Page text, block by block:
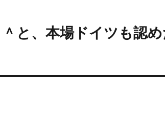
と、本場ドイツも認め